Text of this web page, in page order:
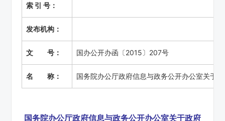
索 引 号：
发布机构：
文 号： 国办公开办函〔2015〕207号
名 称： 国务院办公厅政府信息与政务公开办公室关于
国务院办公厅政府信息与政务公开办公室关于政府